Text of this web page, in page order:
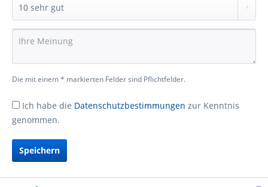
Die mit einem * markierten Felder sind Pflichtfelder.
Ich habe die Datenschutzbestimmungen zur Kenntnis
genommen.
Speichern